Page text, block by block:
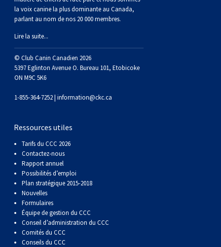
la voix canine la plus dominante au Canada,
parlant au nom de nos 20 000 membres.
Lire la suite...
© Club Canin Canadien 2026
5397 Eglinton Avenue O. Bureau 101, Etobicoke
ON M9C 5K6
1-855-364-7252 | information@ckc.ca
Ressources utiles
Tarifs du CCC 2026
Contactez-nous
Rapport annuel
Possibilités d’emploi
Plan stratégique 2015-2018
Nouvelles
Formulaires
Équipe de gestion du CCC
Conseil d’administration du CCC
Comités du CCC
Conseils du CCC